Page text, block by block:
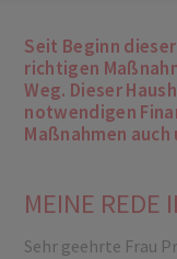
Seit Beginn
richtigen
Weg. Dieser
notwendigen
Maßnahmen auch
MEINE REDE
Sehr geehrte Frau